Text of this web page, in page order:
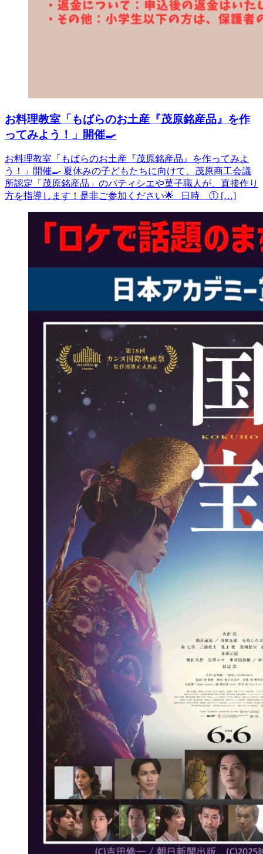
お料理教室「もばらのお土産『茂原銘産品』を作
ってみよう！」開催🍳
お料理教室「もばらのお土産『茂原銘産品』を作ってみよ
う！」開催🍳 夏休みの子どもたちに向けて、茂原商工会議
所認定「茂原銘産品」のパティシエや菓子職人が、直接作り
方を指導します！是非ご参加ください🌟 日時 ① […]